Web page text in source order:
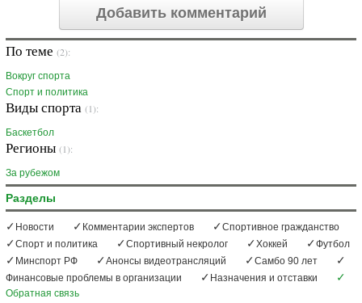
Добавить комментарий
По теме (2):
Вокруг спорта
Спорт и политика
Виды спорта (1):
Баскетбол
Регионы (1):
За рубежом
Разделы
Новости Комментарии экспертов
Спортивное гражданство
Спорт и политика
Спортивный некролог Хоккей
Футбол
Минспорт РФ
Анонсы видеотрансляций
Самбо 90 лет
Финансовые проблемы в организации
Назначения и отставки
Обратная связь